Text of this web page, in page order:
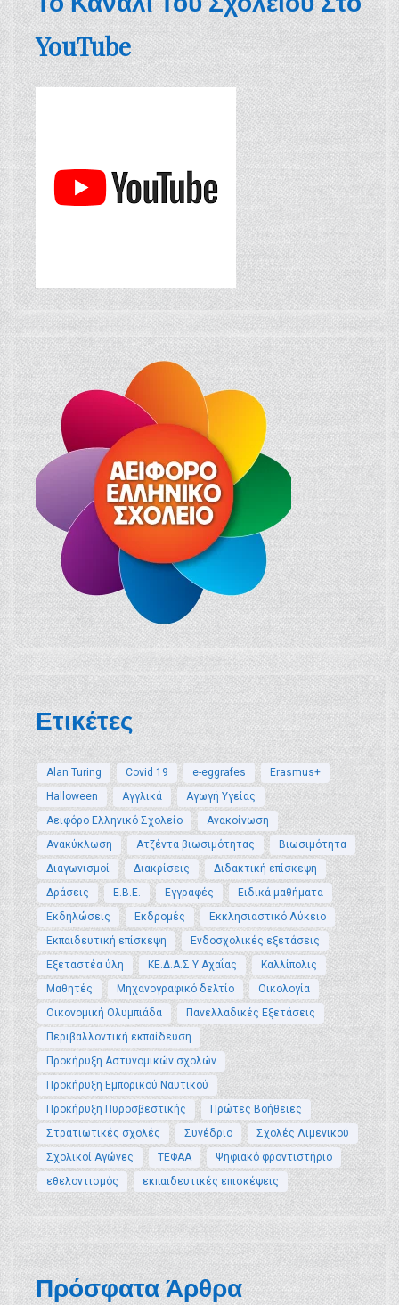
YouTube
Ετικέτες
Alan Turing Covid 19 e-eggrafes
Erasmus+
Halloween
Αγγλικά
Αγωγή Υγείας
Αειφόρο Ελληνικό Σχολείο
Ανακοίνωση
Ανακύκλωση
Ατζέντα βιωσιμότητας
Βιωσιμότητα
Διαγωνισμοί
Διακρίσεις
Διδακτική επίσκεψη
Δράσεις
Ε.Β.Ε. Εγγραφές
Ειδικά μαθήματα
Εκδηλώσεις
Εκδρομές
Εκκλησιαστικό Λύκειο
Εκπαιδευτική επίσκεψη
Ενδοσχολικές εξετάσεις
Εξεταστέα ύλη
ΚΕ.Δ.Α.Σ.Υ Αχαΐας
Καλλίπολις
Μαθητές
Μηχανογραφικό δελτίο
Οικολογία
Οικονομική Ολυμπιάδα
Πανελλαδικές Εξετάσεις
Περιβαλλοντική εκπαίδευση
Προκήρυξη Αστυνομικών σχολών
Προκήρυξη Εμπορικού Ναυτικού
Προκήρυξη Πυροσβεστικής
Πρώτες Βοήθειες
Στρατιωτικές σχολές
Συνέδριο
Σχολές Λιμενικού
Σχολικοί Αγώνες
ΤΕΦΑΑ
Ψηφιακό φροντιστήριο
εθελοντισμός
εκπαιδευτικές επισκέψεις
Πρόσφατα Άρθρα